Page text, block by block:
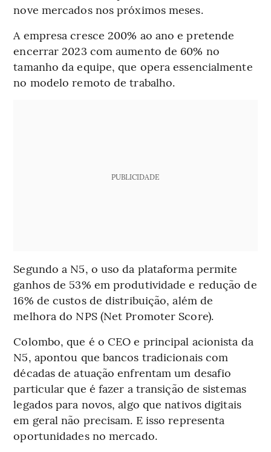
nove mercados nos próximos meses.
A empresa cresce 200% ao ano e pretende
encerrar 2023 com aumento de 60% no
tamanho da equipe, que opera essencialmente
no modelo remoto de trabalho.
PUBLICIDADE
Segundo a N5, o uso da plataforma permite
ganhos de 53% em produtividade e redução de
16% de custos de distribuição, além de
melhora do NPS (Net Promoter Score).
Colombo, que é o CEO e principal acionista da
N5, apontou que bancos tradicionais com
décadas de atuação enfrentam um desafio
particular que é fazer a transição de sistemas
legados para novos, algo que nativos digitais
em geral não precisam. E isso representa
oportunidades no mercado.